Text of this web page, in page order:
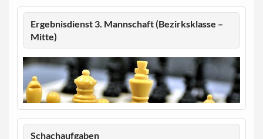
Ergebnisdienst 3. Mannschaft (Bezirksklasse –
Mitte)
Schachaufgaben